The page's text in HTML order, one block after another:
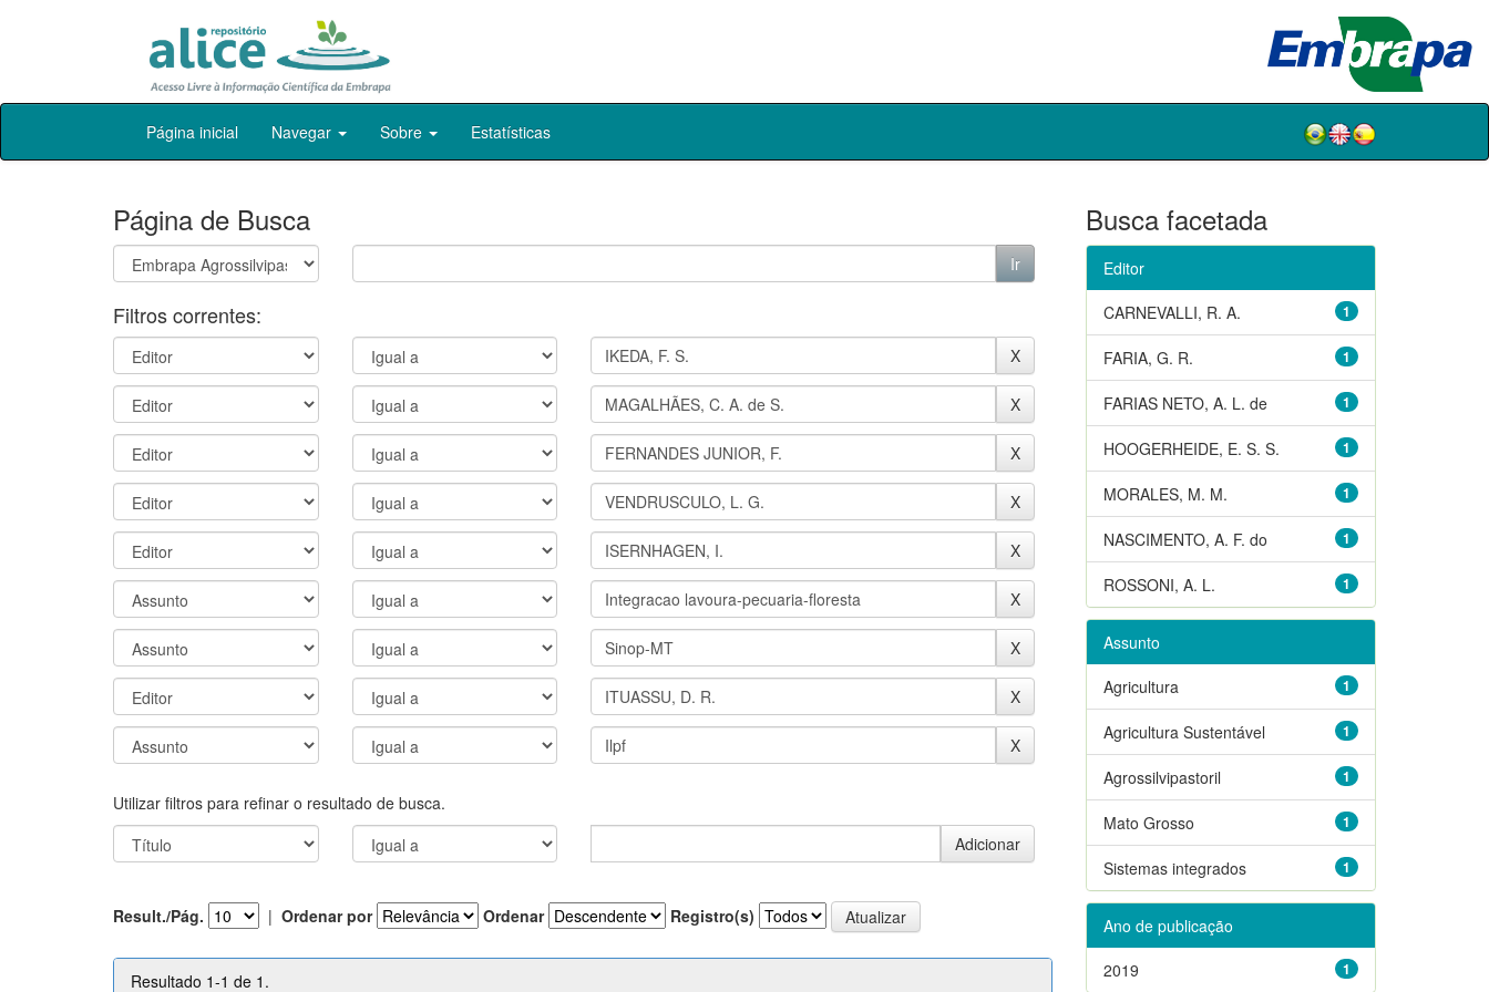
Skip
Página inicial Navegar Sobre Estatísticas
Página de Busca
Filtros correntes:
Utilizar filtros para refinar o resultado de busca.
Result./Pág. | Ordenar por Ordenar Registro(s)
Resultado 1-1 de 1.
Busca facetada
Editor
1
CARNEVALLI, R. A.
1
FARIA, G. R.
1
FARIAS NETO, A. L. de
1
HOOGERHEIDE, E. S. S.
1
MORALES, M. M.
1
NASCIMENTO, A. F. do
1
ROSSONI, A. L.
Assunto
1
Agricultura
1
Agricultura Sustentável
1
Agrossilvipastoril
1
Mato Grosso
1
Sistemas integrados
Ano de publicação
1
2019